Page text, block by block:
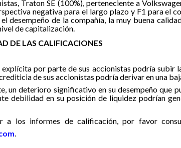
Traton SE (100%), perteneciente a
negativa para el largo plazo y F1 para el
desempeño de la compañía, la muy buena
de capitalización.
DE LAS CALIFICACIONES
explícita por parte de sus accionistas podría subir
de sus accionistas podría derivar en una
un deterioro significativo en su desempeño que
debilidad en su posición de liquidez podrían
a los informes de calificación, por favor
.